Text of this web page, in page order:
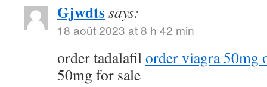
Gjwdtssays:
18 août 2023 at 8 h 42 min
order tadalafilorder viagra 50mg
50mg for sale